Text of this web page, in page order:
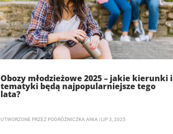
Obozy młodzieżowe 2025 – jakie kierunki i
tematyki będą najpopularniejsze tego
lata?
UTWORZONE PRZEZ PODRÓŻNICZKA ANIA | LIP 3, 2025